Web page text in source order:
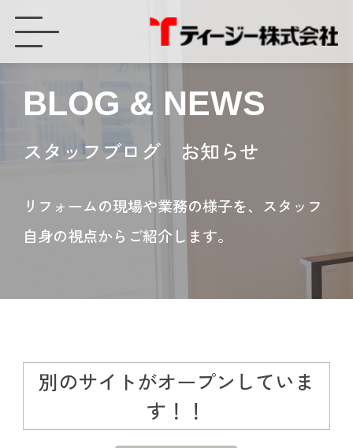
BLOG & NEWS
スタッフブログ お知らせ
リフォームの現場や業務の様子を、スタッフ
自身の視点からご紹介します。
別のサイトがオープンしていま
す！！